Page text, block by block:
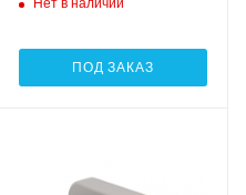
Нет в наличии
ПОД ЗАКАЗ